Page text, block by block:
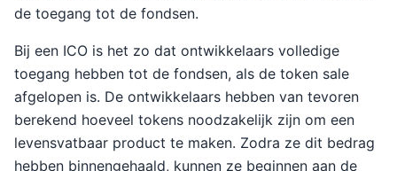
de toegang tot de fondsen.
Bij een ICO is het zo dat ontwikkelaars volledige
toegang hebben tot de fondsen, als de token sale
afgelopen is. De ontwikkelaars hebben van tevoren
berekend hoeveel tokens noodzakelijk zijn om een
levensvatbaar product te maken. Zodra ze dit bedrag
hebben binnengehaald, kunnen ze beginnen aan de